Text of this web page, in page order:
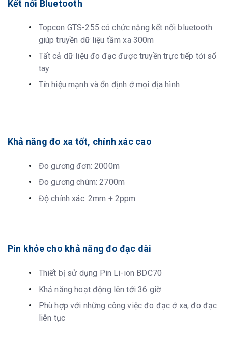
Kết nối Bluetooth
Topcon GTS-255 có chức năng kết nối bluetooth
giúp truyền dữ liệu tầm xa 300m
Tất cả dữ liệu đo đạc được truyền trực tiếp tới sổ
tay
Tín hiệu mạnh và ổn định ở mọi địa hình
Khả năng đo xa tốt, chính xác cao
Đo gương đơn: 2000m
Đo gương chùm: 2700m
Độ chính xác: 2mm + 2ppm
Pin khỏe cho khả năng đo đạc dài
Thiết bị sử dụng Pin Li-ion BDC70
Khả năng hoạt động lên tới 36 giờ
Phù hợp với những công việc đo đạc ở xa, đo đạc
liên tục